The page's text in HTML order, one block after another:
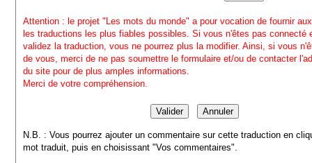
Attention : le projet "Les mots du monde" a pour vocation de fournir
les traductions les plus fiables possibles. Si vous n'êtes pas connecté
validez la traduction, vous ne pourrez plus la modifier. Ainsi, si vous
de vous, merci de ne pas soumettre le formulaire et/ou de contacter
du site pour de plus amples informations.
Merci de votre compréhension.
N.B. : Vous pourrez ajouter un commentaire sur cette traduction en
mot traduit, puis en choisissant "Vos commentaires".